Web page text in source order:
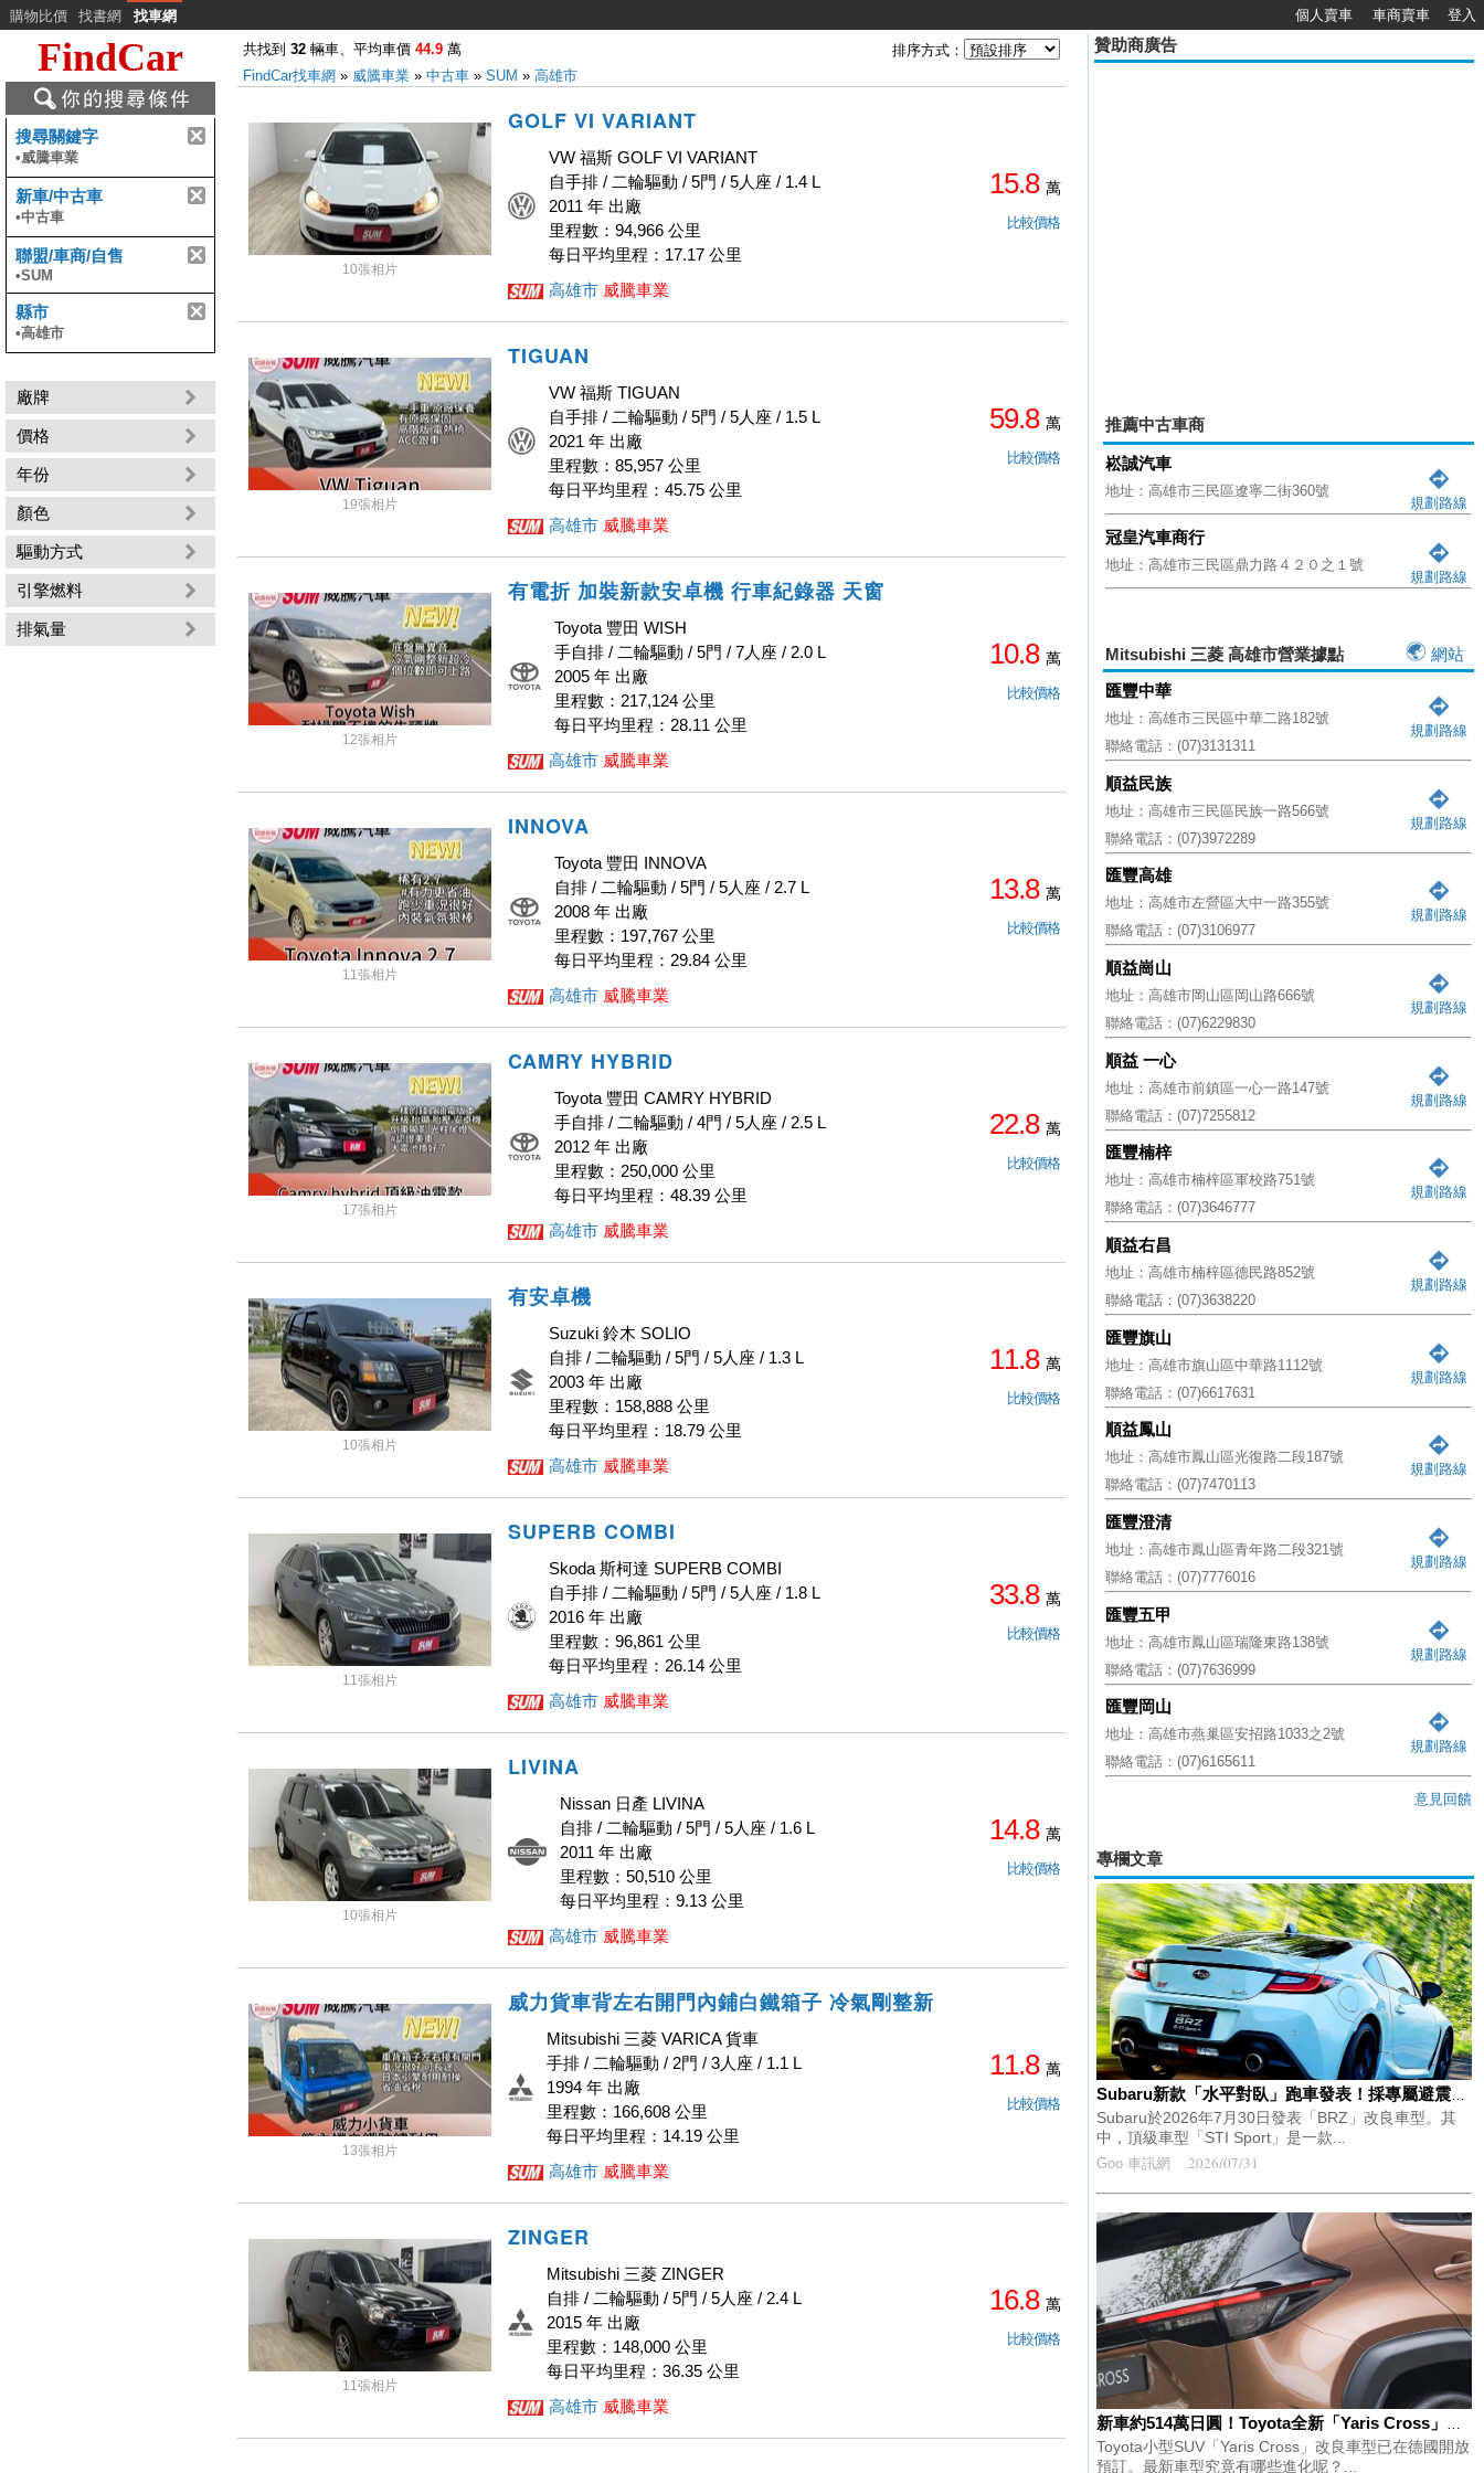
購物比價 找書網 找車網 個人賣車 車商賣車 登入
FindCar
搜尋關鍵字
•威騰車業
新車/中古車
•中古車
聯盟/車商/自售
•SUM
縣市
•高雄市
廠牌
價格
年份
顏色
驅動方式
引擎燃料
排氣量
共找到 32 輛車、平均車價 44.9 萬
排序方式：
FindCar找車網 » 威騰車業 » 中古車 » SUM » 高雄市
10張相片
GOLF VI VARIANT
VW 福斯 GOLF VI VARIANT
自手排 / 二輪驅動 / 5門 / 5人座 / 1.4 L
2011 年 出廠
里程數：94,966 公里
每日平均里程：17.17 公里
高雄市 威騰車業
15.8 萬
比較價格
19張相片
TIGUAN
VW 福斯 TIGUAN
自手排 / 二輪驅動 / 5門 / 5人座 / 1.5 L
2021 年 出廠
里程數：85,957 公里
每日平均里程：45.75 公里
高雄市 威騰車業
59.8 萬
比較價格
12張相片
有電折 加裝新款安卓機 行車紀錄器 天窗
Toyota 豐田 WISH
手自排 / 二輪驅動 / 5門 / 7人座 / 2.0 L
2005 年 出廠
里程數：217,124 公里
每日平均里程：28.11 公里
高雄市 威騰車業
10.8 萬
比較價格
11張相片
INNOVA
Toyota 豐田 INNOVA
自排 / 二輪驅動 / 5門 / 5人座 / 2.7 L
2008 年 出廠
里程數：197,767 公里
每日平均里程：29.84 公里
高雄市 威騰車業
13.8 萬
比較價格
17張相片
CAMRY HYBRID
Toyota 豐田 CAMRY HYBRID
手自排 / 二輪驅動 / 4門 / 5人座 / 2.5 L
2012 年 出廠
里程數：250,000 公里
每日平均里程：48.39 公里
高雄市 威騰車業
22.8 萬
比較價格
10張相片
有安卓機
Suzuki 鈴木 SOLIO
自排 / 二輪驅動 / 5門 / 5人座 / 1.3 L
2003 年 出廠
里程數：158,888 公里
每日平均里程：18.79 公里
高雄市 威騰車業
11.8 萬
比較價格
11張相片
SUPERB COMBI
Skoda 斯柯達 SUPERB COMBI
自手排 / 二輪驅動 / 5門 / 5人座 / 1.8 L
2016 年 出廠
里程數：96,861 公里
每日平均里程：26.14 公里
高雄市 威騰車業
33.8 萬
比較價格
10張相片
LIVINA
Nissan 日產 LIVINA
自排 / 二輪驅動 / 5門 / 5人座 / 1.6 L
2011 年 出廠
里程數：50,510 公里
每日平均里程：9.13 公里
高雄市 威騰車業
14.8 萬
比較價格
13張相片
威力貨車背左右開門內鋪白鐵箱子 冷氣剛整新
Mitsubishi 三菱 VARICA 貨車
手排 / 二輪驅動 / 2門 / 3人座 / 1.1 L
1994 年 出廠
里程數：166,608 公里
每日平均里程：14.19 公里
高雄市 威騰車業
11.8 萬
比較價格
11張相片
ZINGER
Mitsubishi 三菱 ZINGER
自排 / 二輪驅動 / 5門 / 5人座 / 2.4 L
2015 年 出廠
里程數：148,000 公里
每日平均里程：36.35 公里
高雄市 威騰車業
16.8 萬
比較價格
贊助商廣告
推薦中古車商
崧誠汽車
地址：高雄市三民區遼寧二街360號
規劃路線
冠皇汽車商行
地址：高雄市三民區鼎力路４２０之１號
規劃路線
Mitsubishi 三菱 高雄市營業據點
網站
匯豐中華
地址：高雄市三民區中華二路182號
聯絡電話：(07)3131311
規劃路線
順益民族
地址：高雄市三民區民族一路566號
聯絡電話：(07)3972289
規劃路線
匯豐高雄
地址：高雄市左營區大中一路355號
聯絡電話：(07)3106977
規劃路線
順益崗山
地址：高雄市岡山區岡山路666號
聯絡電話：(07)6229830
規劃路線
順益 一心
地址：高雄市前鎮區一心一路147號
聯絡電話：(07)7255812
規劃路線
匯豐楠梓
地址：高雄市楠梓區軍校路751號
聯絡電話：(07)3646777
規劃路線
順益右昌
地址：高雄市楠梓區德民路852號
聯絡電話：(07)3638220
規劃路線
匯豐旗山
地址：高雄市旗山區中華路1112號
聯絡電話：(07)6617631
規劃路線
順益鳳山
地址：高雄市鳳山區光復路二段187號
聯絡電話：(07)7470113
規劃路線
匯豐澄清
地址：高雄市鳳山區青年路二段321號
聯絡電話：(07)7776016
規劃路線
匯豐五甲
地址：高雄市鳳山區瑞隆東路138號
聯絡電話：(07)7636999
規劃路線
匯豐岡山
地址：高雄市燕巢區安招路1033之2號
聯絡電話：(07)6165611
規劃路線
意見回饋
專欄文章
Subaru新款「水平對臥」跑車發表！採專屬避震器與「酒紅色內裝」豪華規格！搭載大尺寸輪圈與6速手排的頂級車型「BRZ STI Sport」備受矚目
Subaru於2026年7月30日發表「BRZ」改良車型。其
中，頂級車型「STI Sport」是一款...
Goo 車訊網 2026/07/31
新車約514萬日圓！Toyota全新「Yaris Cross」開始預售！車身同色「創新水箱護罩」×高性能動力單元！採用豪華環保內裝的「最新小型SUV」德國規格是什麼樣的車！
Toyota小型SUV「Yaris Cross」改良車型已在德國開放
預訂。最新車型究竟有哪些進化呢？...